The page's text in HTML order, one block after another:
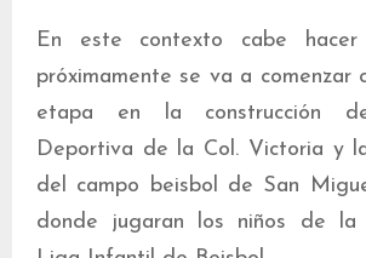
En este contexto cabe hacer
próximamente se va a comenzar
etapa en la construcción
Deportiva de la Col. Victoria y
del campo beisbol de San
donde jugaran los niños de la